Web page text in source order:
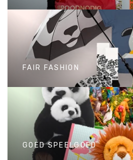
GROEN WONEN EN WERKEN
Van boeken tot kantoorartikelen
en van verzorgings- tot
huishoudelijke producten.
FAIR FASHION
FAIR FASHION
Duurzame kleding, handige tassen
en andere accessoires van WWF.
GOED SPEELGOED